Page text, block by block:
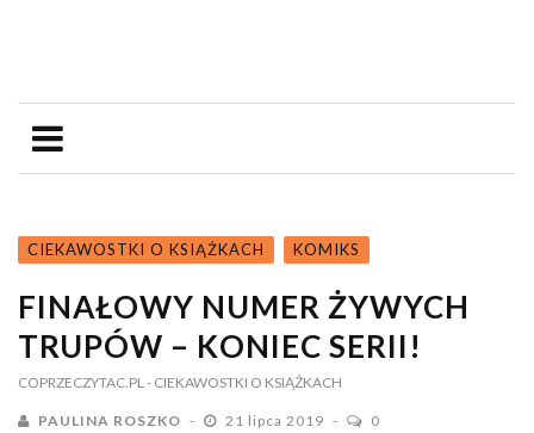
CIEKAWOSTKI O KSIĄŻKACH KOMIKS
FINAŁOWY NUMER ŻYWYCH
TRUPÓW – KONIEC SERII!
COPRZECZYTAC.PL - CIEKAWOSTKI O KSIĄŻKACH
PAULINA ROSZKO 21 lipca 2019 0